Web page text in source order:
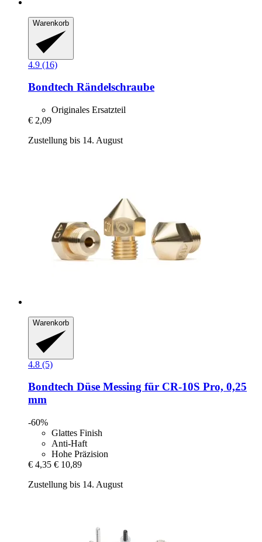
Warenkorb
4.9 (16)
Bondtech Rändelschraube
Originales Ersatzteil
€ 2,09
Zustellung bis 14. August
Warenkorb
4.8 (5)
Bondtech Düse Messing für CR-​10S Pro, 0,25
mm
-60%
Glattes Finish
Anti-Haft
Hohe Präzision
€ 4,35 € 10,89
Zustellung bis 14. August